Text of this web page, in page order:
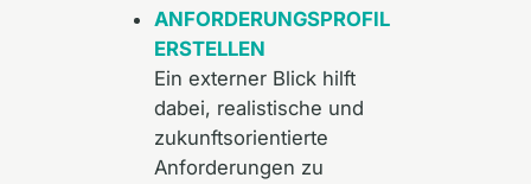
ANFORDERUNGSPROFIL
ERSTELLEN
Ein externer Blick hilft
dabei, realistische und
zukunftsorientierte
Anforderungen zu